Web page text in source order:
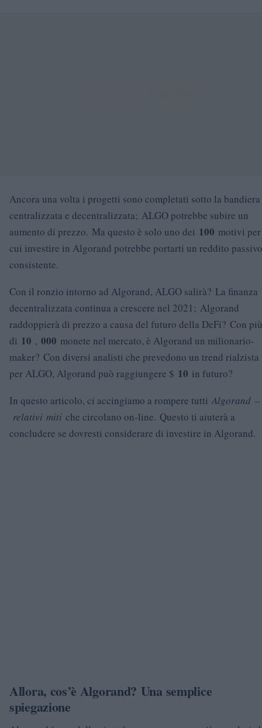
Ancora una volta i progetti sono completati sotto la bandiera
centralizzata e decentralizzata; ALGO potrebbe subire un
aumento di prezzo. Ma questo è solo uno dei 100 motivi per
cui investire in Algorand potrebbe portarti un reddito passivo
consistente.
Con il ronzio intorno ad Algorand, ALGO salirà? La finanza
decentralizzata continua a crescere nel 2021; Algorand
raddoppierà di prezzo a causa del futuro della DeFi? Con più
di 10 , 000 monete nel mercato, è Algorand un milionario-
maker? Con diversi analisti che prevedono un trend rialzista
per ALGO, Algorand può raggiungere $ 10 in futuro?
In questo articolo, ci accingiamo a rompere tuttiAlgorand –
relativi miti che circolano on-line. Questo ti aiuterà a
concludere se dovresti considerare di investire in Algorand.
Allora, cos’è Algorand? Una semplice
spiegazione